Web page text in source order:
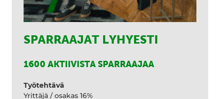
SPARRAAJAT LYHYESTI
1600 AKTIIVISTA SPARRAAJAA
Työtehtävä
Yrittäjä / osakas 16%